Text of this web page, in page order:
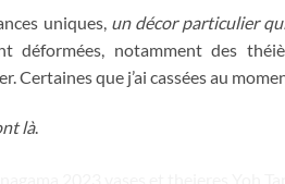
uniques, un décor particulier
déformées, notamment des
Certaines que j’ai cassées au
là.